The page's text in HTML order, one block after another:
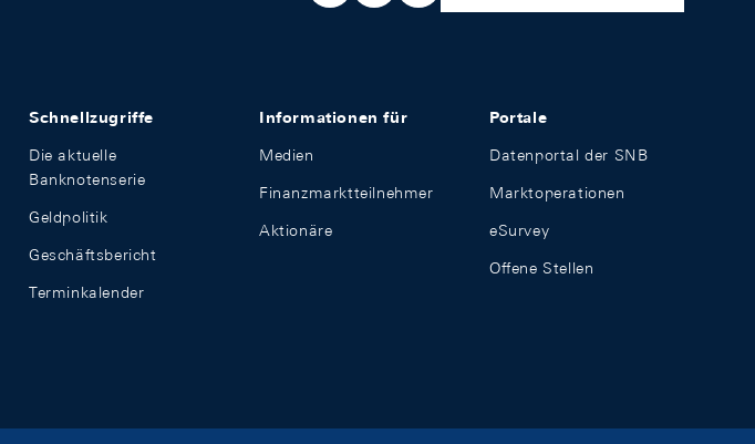
Schnellzugriffe
Die aktuelle
Banknotenserie
Geldpolitik
Geschäftsbericht
Terminkalender
Informationen für
Medien
Finanzmarktteilnehmer
Aktionäre
Portale
Datenportal der SNB
Marktoperationen
eSurvey
Offene Stellen